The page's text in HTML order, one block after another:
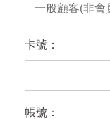
一般顧客(非會
卡號：
帳號：